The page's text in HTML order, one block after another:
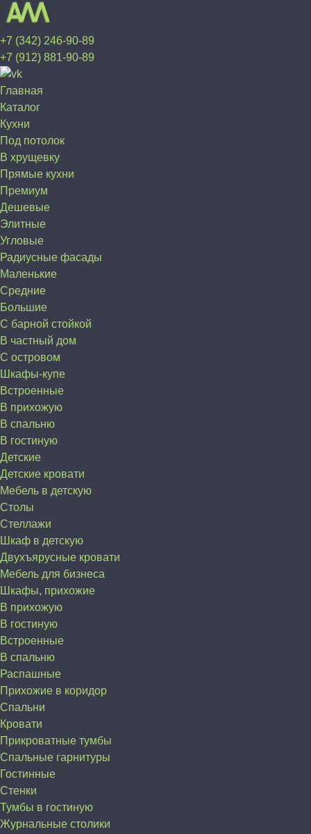
+7 (342) 246-90-89
+7 (912) 881-90-89
Главная
Каталог
Кухни
Под потолок
В хрущевку
Прямые кухни
Премиум
Дешевые
Элитные
Угловые
Радиусные фасады
Маленькие
Средние
Большие
С барной стойкой
В частный дом
C островом
Шкафы-купе
Встроенные
В прихожую
В спальню
В гостиную
Детские
Детские кровати
Мебель в детскую
Столы
Стеллажи
Шкаф в детскую
Двухъярусные кровати
Мебель для бизнеса
Шкафы, прихожие
В прихожую
В гостиную
Встроенные
В спальню
Распашные
Прихожие в коридор
Спальни
Кровати
Прикроватные тумбы
Спальные гарнитуры
Гостинные
Стенки
Тумбы в гостиную
Журнальные столики